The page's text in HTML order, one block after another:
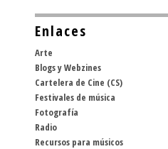
Enlaces
Arte
Blogs y Webzines
Cartelera de Cine (CS)
Festivales de música
Fotografía
Radio
Recursos para músicos